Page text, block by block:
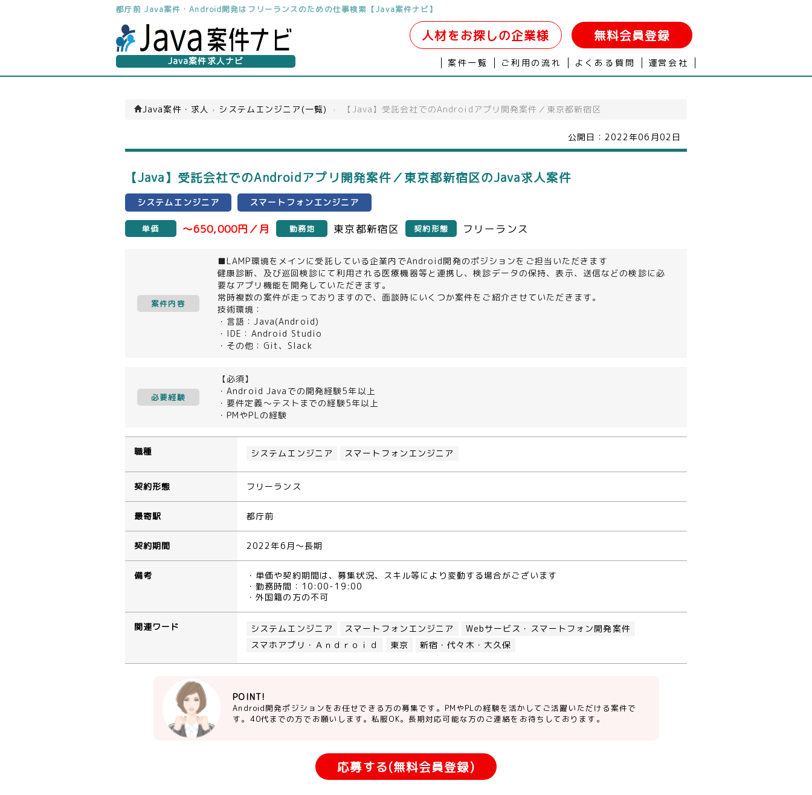
都庁前 Java案件・Android開発はフリーランスのための仕事検索【Java案件ナビ】
Java案件求人ナビ
人材をお探しの企業様 無料会員登録
案件一覧 ご利用の流れ よくある質問 運営会社
Java案件・求人 › システムエンジニア(一覧) › 【Java】受託会社でのAndroidアプリ開発案件／東京都新宿区
公開日： 2022年06月02日
【Java】受託会社でのAndroidアプリ開発案件／東京都新宿区のJava求人案件
システムエンジニア スマートフォンエンジニア
単価 ～650,000円／月 勤務地 東京都新宿区 契約形態 フリーランス
案件内容
■LAMP環境をメインに受託している企業内でAndroid開発のポジションをご担当いただきます
健康診断、及び巡回検診にて利用される医療機器等と連携し、検診データの保持、表示、送信などの検診に必
要なアプリ機能を開発していただきます。
常時複数の案件が走っておりますので、面談時にいくつか案件をご紹介させていただきます。
技術環境：
・言語：Java(Android)
・IDE：Android Studio
・その他：Git、Slack
必要経験
【必須】
・Android Javaでの開発経験5年以上
・要件定義～テストまでの経験5年以上
・PMやPLの経験
職種 システムエンジニア スマートフォンエンジニア
契約形態 フリーランス
最寄駅 都庁前
契約期間 2022年6月～長期
備考
・単価や契約期間は、募集状況、スキル等により変動する場合がございます
・勤務時間：10:00-19:00
・外国籍の方の不可
関連ワード システムエンジニア スマートフォンエンジニア
Webサービス・スマートフォン開発案件
スマホアプリ・Ａｎｄｒｏｉｄ
東京 新宿・代々木・大久保
POINT!
Android開発ポジションをお任せできる方の募集です。PMやPLの経験を活かしてご活躍いただける案件で
す。40代までの方でお願いします。私服OK。長期対応可能な方のご連絡をお待ちしております。
応募する(無料会員登録)